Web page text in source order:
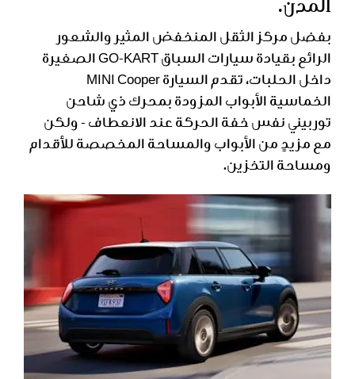
المدن.
بفضل مركز الثقل المنخفض المثير والشعور
الرائع بقيادة سيارات السباق GO-KART الصغيرة
داخل الحلبات، تقدم السيارة MINI Cooper
الخماسية الأبواب المزودة بمحرك ذي شاحن
توربيني نفس خفة الحركة عند الانعطاف - ولكن
مع مزيدٍ من الأبواب والمساحة المخصصة للأقدام
ومساحة التخزين.